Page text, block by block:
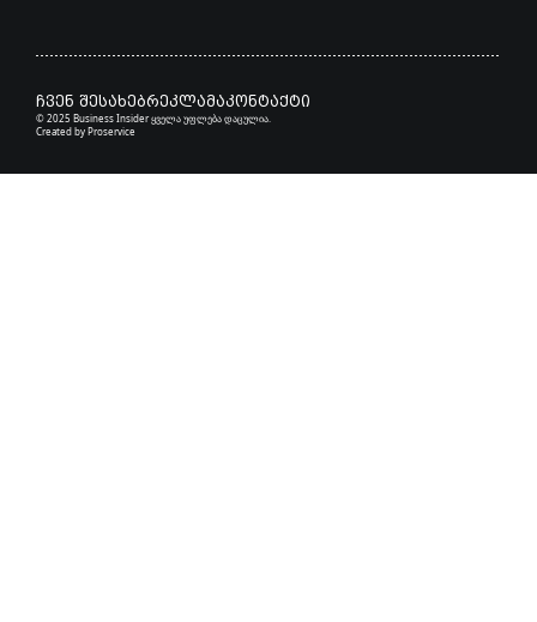
ჩვენ შესახებრეკლამაკონტაქტი
© 2025 Business Insider ყველა უფლება დაცულია.
Created byProservice